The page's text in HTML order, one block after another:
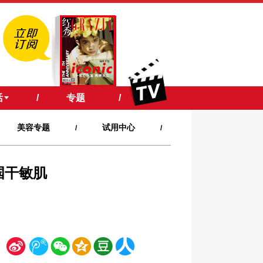
/ 专题 /
美容专题 / 试用中心 /
干敏肌
新 腾 微 空 豆